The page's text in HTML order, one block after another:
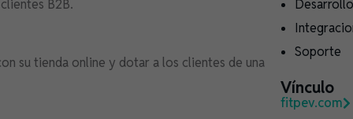
B2B.
su tienda online y dotar a los clientes de una
Desarrollo
Soporte
Vínculo
fitpev.com